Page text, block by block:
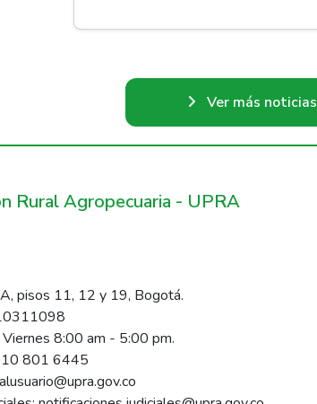
Ver más noticias
Rural Agropecuaria - UPRA
pisos 11, 12 y 19, Bogotá.
8:00 am - 5:00 pm.
801 6445